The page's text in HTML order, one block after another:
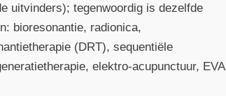
uitvinders); tegenwoordig is dezelfde
bioresonantie, radionica,
(DRT), sequentiële
elektro-acupunctuur, EVA